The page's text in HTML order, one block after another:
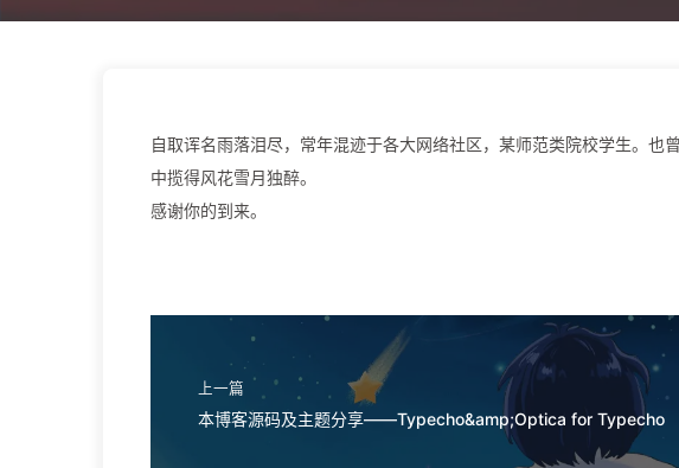
自取诨名雨落泪尽，常年混迹于各大网络社区，某师范类院校学生。也
中揽得风花雪月独醉。
感谢你的到来。
上一篇
本博客源码及主题分享——Typecho&amp;Optica for Typecho